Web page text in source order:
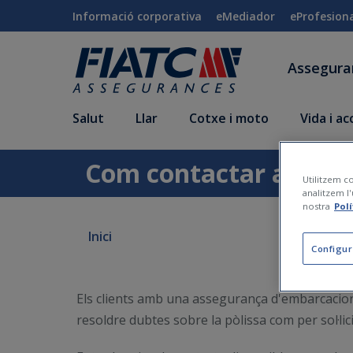
Salta al contingut principal
Informació corporativa eMediador
Salut Llar Cotxe i moto Vida i
Com contactar amb
Inici
Els clients amb una assegurança
resoldre dubtes sobre la pòlissa com per
Utilitzem
analitzem
nostra